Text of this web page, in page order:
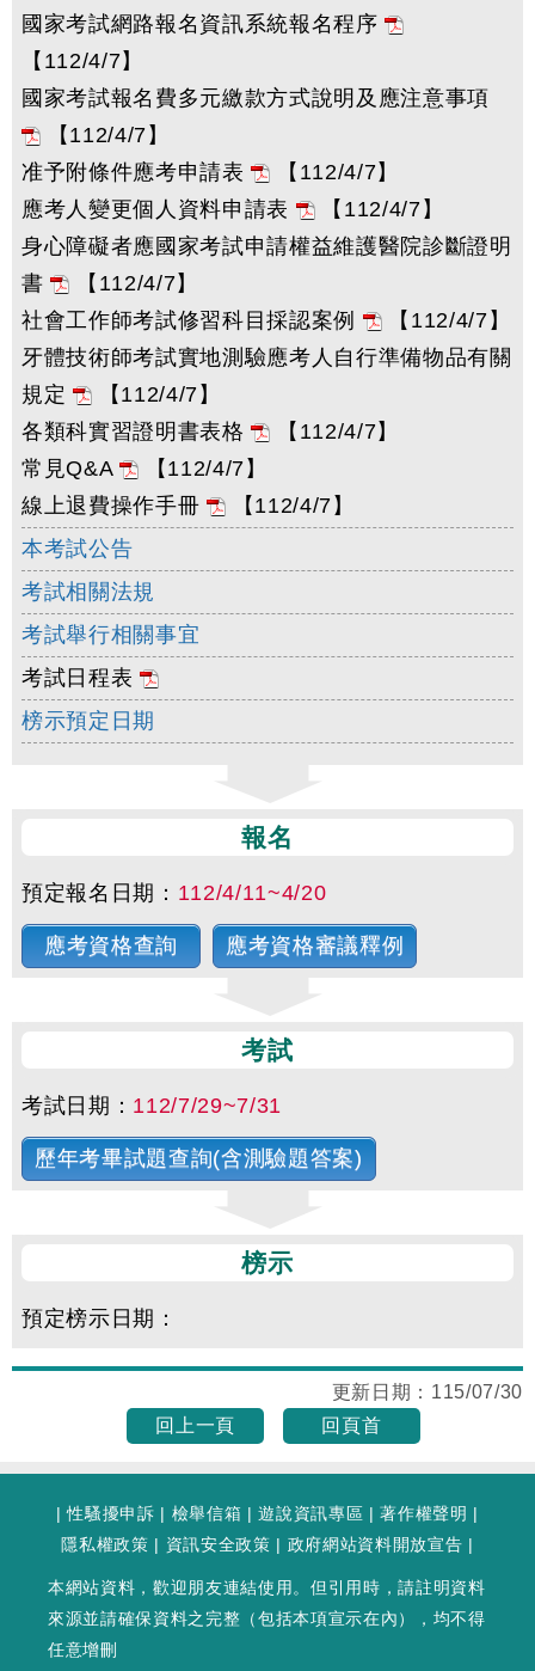
國家考試網路報名資訊系統報名程序
【112/4/7】
國家考試報名費多元繳款方式說明及應注意事項
【112/4/7】
准予附條件應考申請表
【112/4/7】
應考人變更個人資料申請表
【112/4/7】
身心障礙者應國家考試申請權益維護醫院診斷證明
書
【112/4/7】
社會工作師考試修習科目採認案例
【112/4/7】
牙體技術師考試實地測驗應考人自行準備物品有關
規定
【112/4/7】
各類科實習證明書表格
【112/4/7】
常見Q&A
【112/4/7】
線上退費操作手冊
【112/4/7】
本考試公告
考試相關法規
考試舉行相關事宜
考試日程表
榜示預定日期
報名
預定報名日期： 112/4/11~4/20
應考資格查詢 應考資格審議釋例
考試
考試日期： 112/7/29~7/31
歷年考畢試題查詢(含測驗題答案)
榜示
預定榜示日期：
更新日期： 115/07/30
回上一頁
回頁首
|性騷擾申訴 | 檢舉信箱 |遊說資訊專區 |著作權聲明 |
隱私權政策 | 資訊安全政策 | 政府網站資料開放宣告 |
本網站資料，歡迎朋友連結使用。但引用時，請註明資料
來源並請確保資料之完整（包括本項宣示在內），均不得
任意增刪